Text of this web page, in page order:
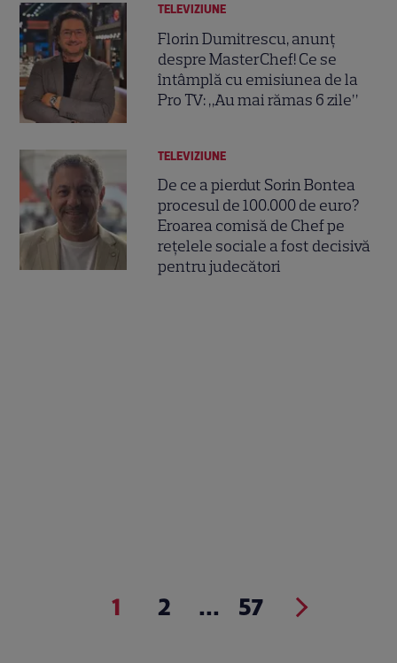
TELEVIZIUNE
Florin Dumitrescu, anunț
despre MasterChef! Ce se
întâmplă cu emisiunea de la
Pro TV: „Au mai rămas 6 zile”
TELEVIZIUNE
De ce a pierdut Sorin Bontea
procesul de 100.000 de euro?
Eroarea comisă de Chef pe
rețelele sociale a fost decisivă
pentru judecători
1 2 ... 57